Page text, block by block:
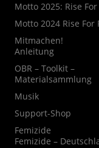
Motto 2025: Rise
Motto 2024 Rise For
Mitmachen!
Anleitung
OBR – Toolkit –
Materialsammlung
Musik
Support-Shop
Femizide
Femizide –